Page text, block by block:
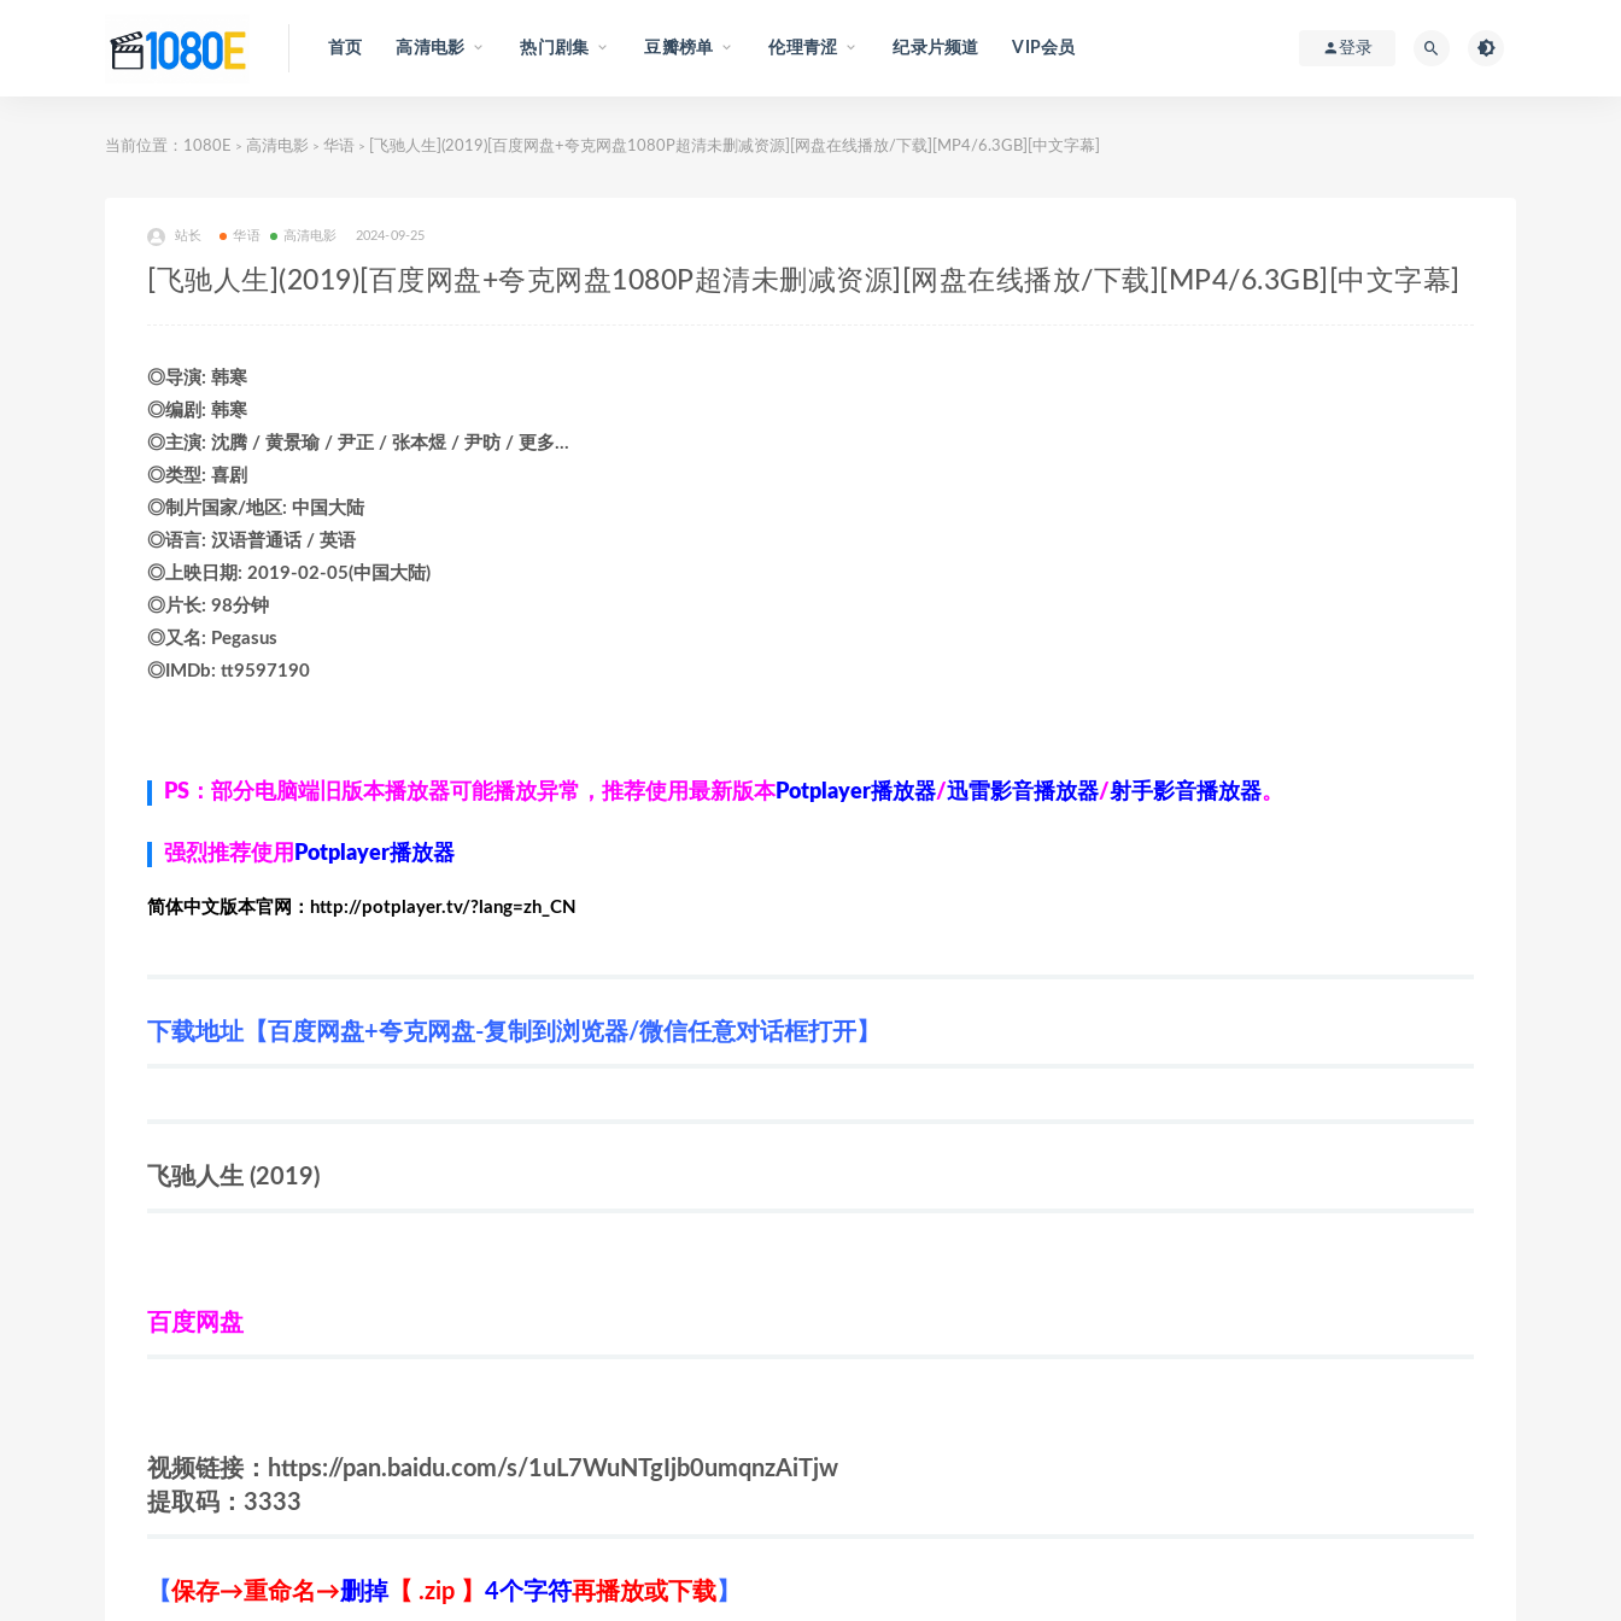
首页 高清电影 热门剧集 豆瓣榜单 伦理青涩 纪录片频道 VIP会员 登录
当前位置： 1080E > 高清电影 > 华语 > [飞驰人生](2019)[百度网盘+夸克网盘1080P超清未删减资源][网盘在线播放/下载][MP4/6.3GB][中文字幕]
站长 华语 高清电影 2024-09-25
[飞驰人生](2019)[百度网盘+夸克网盘1080P超清未删减资源][网盘在线播放/下载][MP4/6.3GB][中文字幕]
◎导演: 韩寒
◎编剧: 韩寒
◎主演: 沈腾 / 黄景瑜 / 尹正 / 张本煜 / 尹昉 / 更多…
◎类型: 喜剧
◎制片国家/地区: 中国大陆
◎语言: 汉语普通话 / 英语
◎上映日期: 2019-02-05(中国大陆)
◎片长: 98分钟
◎又名: Pegasus
◎IMDb: tt9597190
PS：部分电脑端旧版本播放器可能播放异常，推荐使用最新版本Potplayer播放器/迅雷影音播放器/射手影音播放器。
强烈推荐使用 Potplayer播放器
简体中文版本官网：http://potplayer.tv/?lang=zh_CN
下载地址【百度网盘+夸克网盘-复制到浏览器/微信任意对话框打开】
飞驰人生 (2019)
百度网盘
视频链接：https://pan.baidu.com/s/1uL7WuNTgIjb0umqnzAiTjw
提取码：3333
【保存→重命名→删掉【 .zip 】 4个字符再播放或下载】